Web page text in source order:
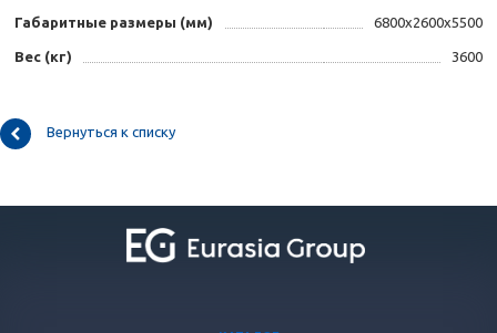
Габаритные размеры (мм) 6800x2600x5500
Вес (кг) 3600
Вернуться к списку